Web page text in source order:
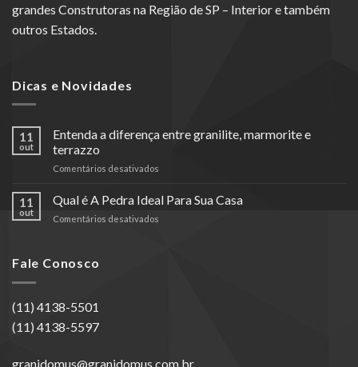
grandes Construtoras na Região de SP – Interior e também
outros Estados.
Dicas e Novidades
11
out
Entenda a diferença entre granilite, marmorite e
terrazzo
Comentários desativados
a
11
out
Qual é A Pedra Ideal Para Sua Casa
Comentários desativados
Fale Conosco
(11) 4138-5501
(11) 4138-5597
granidomus@granidomus.com.br